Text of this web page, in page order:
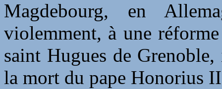
Magdebourg, en
violemment, à une
saint Hugues de
la mort du pape Honorius